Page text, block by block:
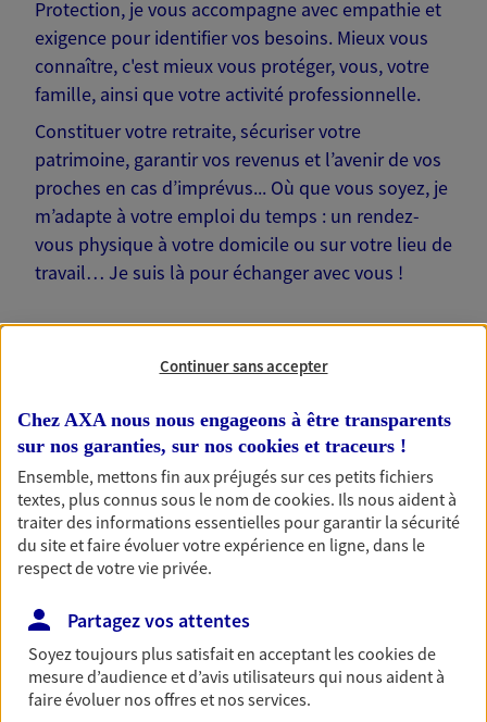
Protection, je vous accompagne avec empathie et
exigence pour identifier vos besoins. Mieux vous
connaître, c'est mieux vous protéger, vous, votre
famille, ainsi que votre activité professionnelle.
Constituer votre retraite, sécuriser votre
patrimoine, garantir vos revenus et l’avenir de vos
proches en cas d’imprévus... Où que vous soyez, je
m’adapte à votre emploi du temps : un rendez-
vous physique à votre domicile ou sur votre lieu de
travail… Je suis là pour échanger avec vous !
Nos offres phares
Épargne
Réalisez vos projets grâce à votre épargne : achat
immobilier, études des enfants ou voyage autour
du monde… Épargnez à votre rythme et
simplement, selon votre profil.
Retraite
Préparez sereinement ce nouveau chapitre de
Continuer sans accepter
Chez AXA nous nous engageons à être transparents
sur nos garanties, sur nos cookies et traceurs !
Ensemble, mettons fin aux préjugés sur ces petits fichiers
textes, plus connus sous le nom decookies. Ils nous aident à
traiter des informations essentielles pour garantir la sécurité
du site et faire évoluer votre expérience en ligne, dans le
respect de votre vie privée.
Partagez vos attentes
Soyez toujours plus satisfait en acceptant lescookiesde
mesure d’audience et d’avis utilisateurs qui nous aident à
faire évoluer nos offres et nos services.